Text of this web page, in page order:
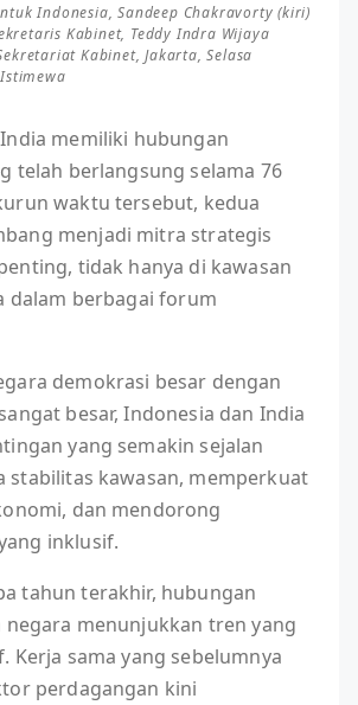
Indonesia, Sandeep Chakravorty (kiri)
Kabinet, Teddy Indra Wijaya
Kabinet, Jakarta, Selasa
memiliki hubungan
telah berlangsung selama 76
waktu tersebut, kedua
menjadi mitra strategis
tidak hanya di kawasan
dalam berbagai forum
demokrasi besar dengan
besar, Indonesia dan India
yang semakin sejalan
stabilitas kawasan, memperkuat
dan mendorong
inklusif.
tahun terakhir, hubungan
menunjukkan tren yang
Kerja sama yang sebelumnya
perdagangan kini